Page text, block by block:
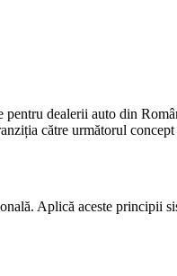
dealerii auto din
către următorul
Aplică aceste principii